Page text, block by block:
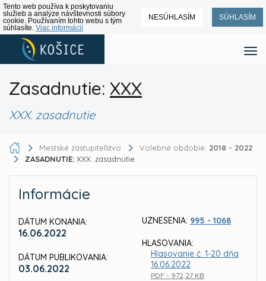
Tento web používa k poskytovaniu
služieb a analýze návštevnosti súbory
cookie. Používaním tohto webu s tým
súhlasíte. Viac informácií
NESÚHLASÍM SÚHLASÍM
Zasadnutie: XXX
XXX. zasadnutie
Mestské zastupiteľstvo Volebné obdobie: 2018 - 2022
ZASADNUTIE: XXX. zasadnutie
Informácie
DÁTUM KONANIA:
16.06.2022
DÁTUM PUBLIKOVANIA:
03.06.2022
UZNESENIA: 995 - 1068
HLASOVANIA:
Hlasovanie č. 1-20 dňa
16.06.2022
PDF - 972,27 KB